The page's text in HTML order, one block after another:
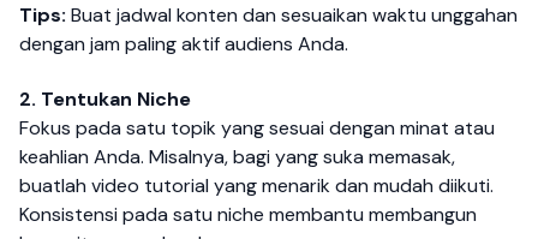
Tips: Buat jadwal konten dan sesuaikan waktu unggahan
dengan jam paling aktif audiens Anda.
2. Tentukan Niche
Fokus pada satu topik yang sesuai dengan minat atau
keahlian Anda. Misalnya, bagi yang suka memasak,
buatlah video tutorial yang menarik dan mudah diikuti.
Konsistensi pada satu niche membantu membangun